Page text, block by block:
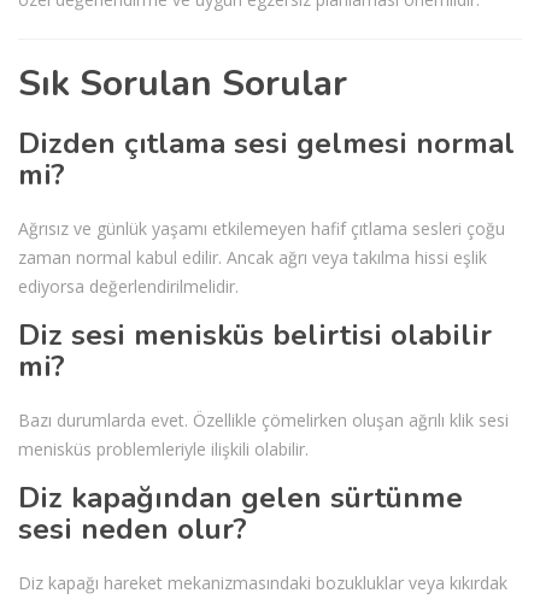
Sık Sorulan Sorular
Dizden çıtlama sesi gelmesi normal
mi?
Ağrısız ve günlük yaşamı etkilemeyen hafif çıtlama sesleri çoğu
zaman normal kabul edilir. Ancak ağrı veya takılma hissi eşlik
ediyorsa değerlendirilmelidir.
Diz sesi menisküs belirtisi olabilir
mi?
Bazı durumlarda evet. Özellikle çömelirken oluşan ağrılı klik sesi
menisküs problemleriyle ilişkili olabilir.
Diz kapağından gelen sürtünme
sesi neden olur?
Diz kapağı hareket mekanizmasındaki bozukluklar veya kıkırdak